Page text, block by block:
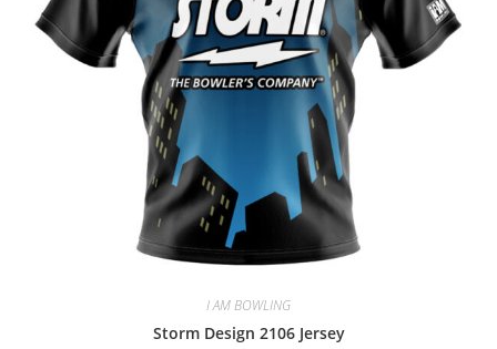
I AM BOWLING
Storm Design 2106 Jersey